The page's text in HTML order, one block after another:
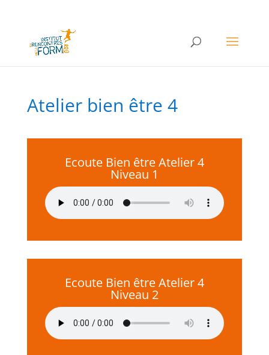
Atelier bien être 4
Ecoute Bien être Atelier 4
Niveau 1
Ecoute Bien être Atelier 4
Niveau 2